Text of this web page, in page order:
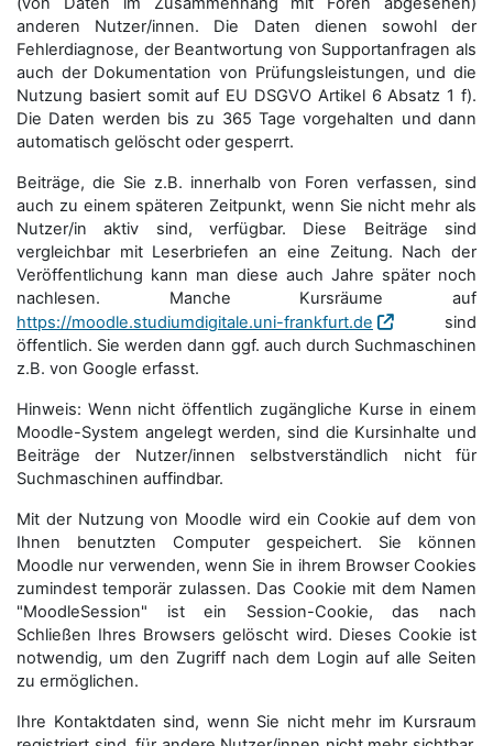
anderen Nutzer/innen. Die Daten dienen sowohl der
Fehlerdiagnose, der Beantwortung von Supportanfragen als
auch der Dokumentation von Prüfungsleistungen, und die
Nutzung basiert somit auf EU DSGVO Artikel 6 Absatz 1 f).
Die Daten werden bis zu 365 Tage vorgehalten und dann
automatisch gelöscht oder gesperrt.
Beiträge, die Sie z.B. innerhalb von Foren verfassen, sind
auch zu einem späteren Zeitpunkt, wenn Sie nicht mehr als
Nutzer/in aktiv sind, verfügbar. Diese Beiträge sind
vergleichbar mit Leserbriefen an eine Zeitung. Nach der
Veröffentlichung kann man diese auch Jahre später noch
nachlesen. Manche Kursräume auf
https://moodle.studiumdigitale.uni-frankfurt.de
sind
öffentlich. Sie werden dann ggf. auch durch Suchmaschinen
z.B. von Google erfasst.
Hinweis: Wenn nicht öffentlich zugängliche Kurse in einem
Moodle-System angelegt werden, sind die Kursinhalte und
Beiträge der Nutzer/innen selbstverständlich nicht für
Suchmaschi­nen auffindbar.
Mit der Nutzung von Moodle wird ein Cookie auf dem von
Ihnen benutzten Computer gespeichert. Sie können
Moodle nur verwenden, wenn Sie in ihrem Browser Cookies
zumindest temporär zulassen. Das Cookie mit dem Namen
"MoodleSession" ist ein Session-Cookie, das nach
Schließen Ihres Browsers gelöscht wird. Dieses Cookie ist
notwendig, um den Zugriff nach dem Login auf alle Seiten
zu ermöglichen.
Ihre Kontaktdaten sind, wenn Sie nicht mehr im Kursraum